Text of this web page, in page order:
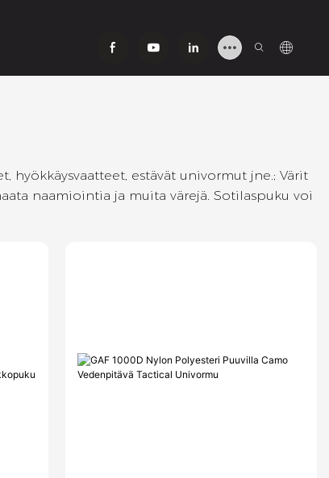
hyökkäysvaatteet, estävät univormut jne.; Värit
naamiointia ja muita värejä. Sotilaspuku voi